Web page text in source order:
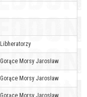
Libheratorzy
Gorące Morsy Jarosław
Gorące Morsy Jarosław
Gorące Morsy Jarosław